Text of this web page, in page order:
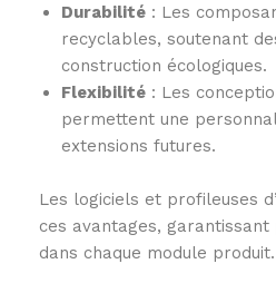
Durabilité : Les
recyclables, soutenant
construction écologiques.
Flexibilité : Les
permettent une
extensions futures.
Les logiciels et profileuses
ces avantages,
dans chaque module produit.